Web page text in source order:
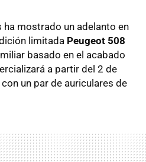
mostrado un adelanto en
limitada Peugeot 508
basado en el acabado
a partir del 2 de
un par de auriculares de